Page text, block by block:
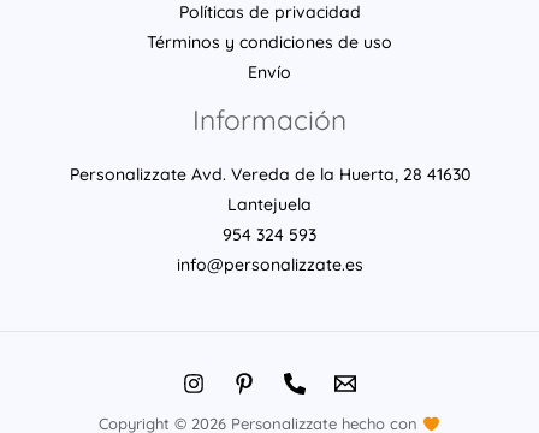
Políticas de privacidad
Términos y condiciones de uso
Envío
Información
Personalizzate Avd. Vereda de la Huerta, 28 41630
Lantejuela
954 324 593
info@personalizzate.es
Copyright © 2026 Personalizzate hecho con